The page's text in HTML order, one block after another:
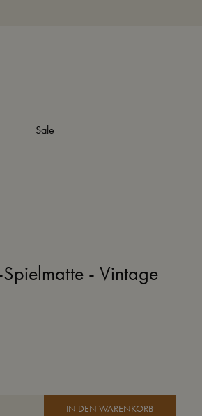
Sale
- Vintage
IN DEN WARENKORB